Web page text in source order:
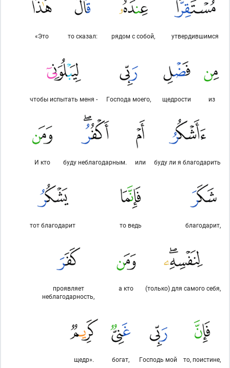
утвердившимся
рядом с собой,
то сказал:
«Это
из
щедрости
Господа моего,
чтобы испытать меня -
буду ли я благодарить
или
буду неблагодарным.
И кто
благодарит,
то ведь
тот благодарит
(только) для самого себя,
а кто
проявляет
неблагодарность,
то, поистине,
Господь мой
богат,
щедр».